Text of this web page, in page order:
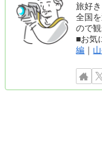
旅好
全国
ので
■お気
編 ｜